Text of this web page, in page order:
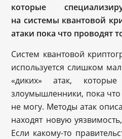
которые
на системы квантовой
атаки пока что проводят
Систем квантовой
используется слишком
«диких» атак,
злоумышленники, пока что
не могу. Методы атак
находят новую
Если какому-то